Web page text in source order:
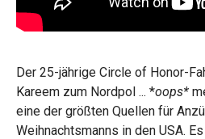
Der 25-jährige Circle of Honor-
Kareem zum Nordpol ... *oops*
eine der größten Quellen für
Weihnachtsmanns in den USA.